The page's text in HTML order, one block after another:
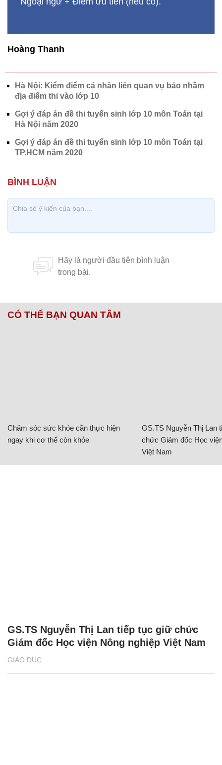
Hoàng Thanh
Hà Nội: Kiểm điểm cá nhân liên quan vụ báo nhầm
địa điểm thi vào lớp 10
Gợi ý đáp án đề thi tuyển sinh lớp 10 môn Toán tại
Hà Nội năm 2020
Gợi ý đáp án đề thi tuyển sinh lớp 10 môn Toán tại
TP.HCM năm 2020
CÓ THỂ BẠN QUAN TÂM
Chăm sóc sức khỏe cần thực hiện
ngay khi cơ thể còn khỏe
GS.TS Nguyễn Thị Lan
chức Giám đốc Học
Việt Nam
GIÁO DỤC
GS.TS Nguyễn Thị Lan tiếp tục giữ chức
Giám đốc Học viện Nông nghiệp Việt Nam